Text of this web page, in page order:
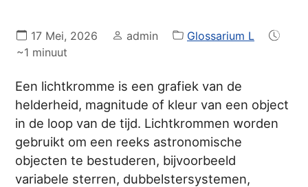
17 Mei, 2026 admin
Glossarium L
~1 minuut
Een lichtkromme is een grafiek van de
helderheid, magnitude of kleur van een object
in de loop van de tijd. Lichtkrommen worden
gebruikt om een reeks astronomische
objecten te bestuderen, bijvoorbeeld
variabele sterren, dubbelstersystemen,